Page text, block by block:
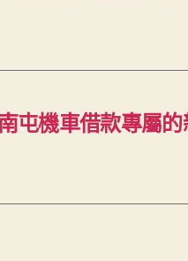
屯機車借款專屬